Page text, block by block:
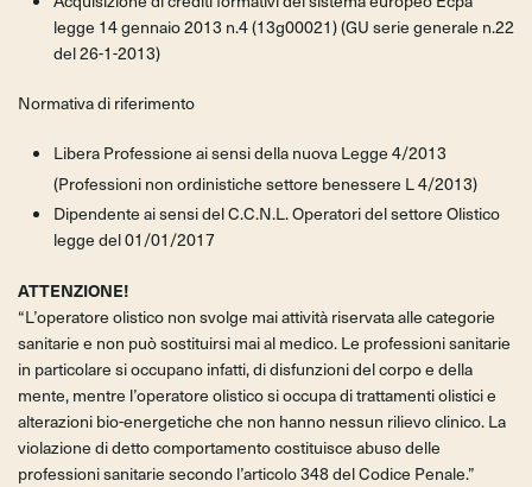
legge 14 gennaio 2013 n.4 (13g00021) (GU serie generale n.22
del 26-1-2013)
Normativa di riferimento
Libera Professione ai sensi della nuova Legge 4/2013
(Professioni non ordinistiche settore benessere L 4/2013)
Dipendente ai sensi del C.C.N.L. Operatori del settore Olistico
legge del 01/01/2017
ATTENZIONE!
“L’operatore olistico non svolge mai attività riservata alle categorie
sanitarie e non può sostituirsi mai al medico. Le professioni sanitarie
in particolare si occupano infatti, di disfunzioni del corpo e della
mente, mentre l’operatore olistico si occupa di trattamenti olistici e
alterazioni bio-energetiche che non hanno nessun rilievo clinico. La
violazione di detto comportamento costituisce abuso delle
professioni sanitarie secondo l’articolo 348 del Codice Penale.”